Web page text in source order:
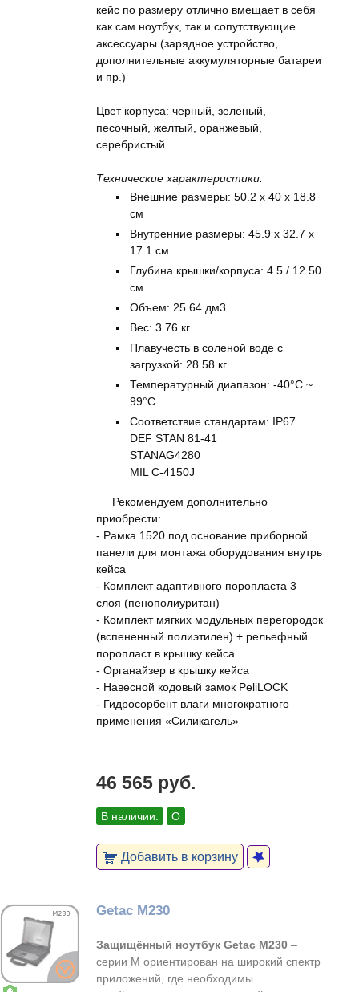
кейс по размеру отлично вмещает в себя
как сам ноутбук, так и сопутствующие
аксессуары (зарядное устройство,
дополнительные аккумуляторные батареи
и пр.)
Цвет корпуса: черный, зеленый,
песочный, желтый, оранжевый,
серебристый.
Технические характеристики:
Внешние размеры: 50.2 x 40 x 18.8
см
Внутренние размеры: 45.9 x 32.7 x
17.1 см
Глубина крышки/корпуса: 4.5 / 12.50
см
Объем: 25.64 дм3
Вес: 3.76 кг
Плавучесть в соленой воде с
загрузкой: 28.58 кг
Температурный диапазон: -40°C ~
99°C
Соответствие стандартам: IP67
DEF STAN 81-41
STANAG4280
MIL C-4150J
Рекомендуем дополнительно
приобрести:
- Рамка 1520 под основание приборной
панели для монтажа оборудования внутрь
кейса
- Комплект адаптивного поропласта 3
слоя (пенополиуритан)
- Комплект мягких модульных перегородок
(вспененный полиэтилен) + рельефный
поропласт в крышку кейса
- Органайзер в крышку кейса
- Навесной кодовый замок PeliLOCK
- Гидросорбент влаги многократного
применения «Силикагель»
46 565 руб.
В наличии: О
Добавить в корзину
Getac M230
Защищённый ноутбук Getac M230 –
серии М ориентирован на широкий спектр
приложений, где необходимы